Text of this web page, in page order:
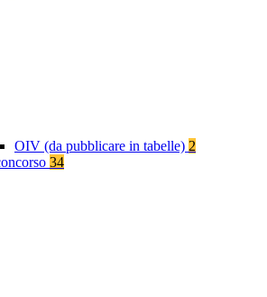
OIV (da pubblicare in tabelle) 2
34